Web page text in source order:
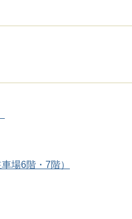
場6階・7階）